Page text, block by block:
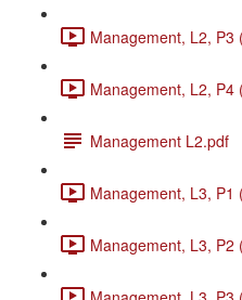
Management L2.pdf